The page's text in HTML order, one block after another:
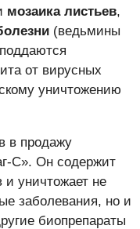
мозаика листьев,
(ведьмины
от вирусных
уничтожению
в продажу
С». Он содержит
и уничтожает не
заболевания, но и
биопрепараты